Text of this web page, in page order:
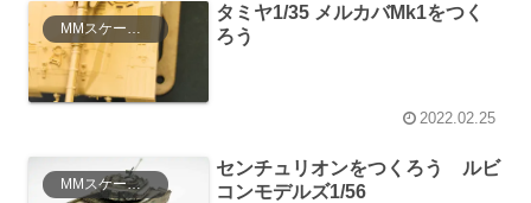
タミヤ1/35 メルカバMk1をつく
ろう
2022.02.25
MMスケールモデル
センチュリオンをつくろう ルビ
コンモデルズ1/56